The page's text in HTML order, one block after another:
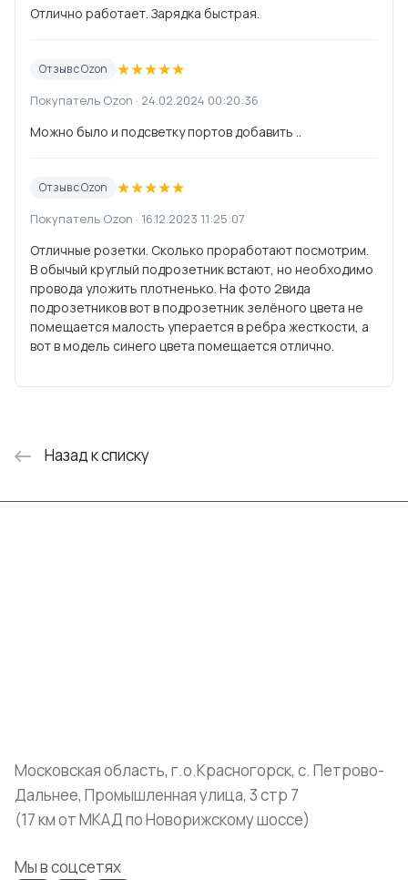
Отлично работает. Зарядка быстрая.
Отзыв с Ozon ★★★★★
Покупатель Ozon · 24.02.2024 00:20:36
Можно было и подсветку портов добавить ..
Отзыв с Ozon ★★★★★
Покупатель Ozon · 16.12.2023 11:25:07
Отличные розетки. Сколько проработают посмотрим.
В обычый круглый подрозетник встают, но необходимо
провода уложить плотненько. На фото 2вида
подрозетников вот в подрозетник зелёного цвета не
помещается малость уперается в ребра жесткости, а
вот в модель синего цвета помещается отлично.
Назад к списку
Московская область, г.о.Красногорск, с. Петрово-
Дальнее, Промышленная улица, 3 стр 7
(17 км от МКАД по Новорижскому шоссе)
Мы в соцсетях